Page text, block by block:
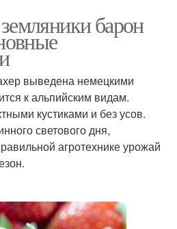
барон
выведена немецкими
к альпийским видам.
кустиками и без усов.
светового дня,
агротехнике урожай